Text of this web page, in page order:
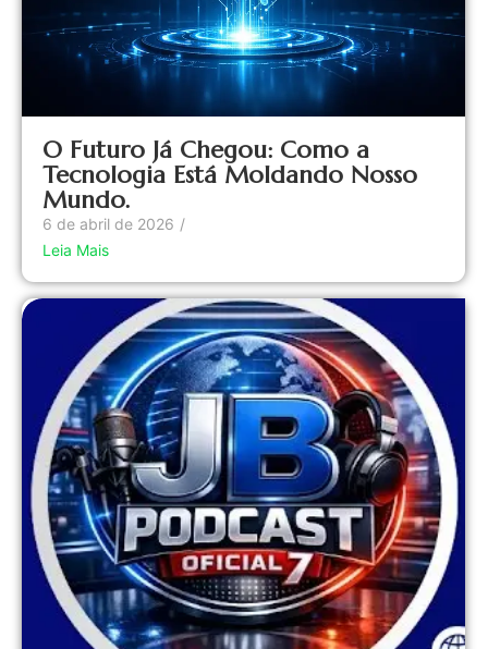
O Futuro Já Chegou: Como a
Tecnologia Está Moldando Nosso
Mundo.
6 de abril de 2026 /
Leia Mais